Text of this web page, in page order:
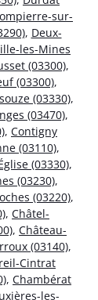
sur-
, Deux-
les-Mines
(03300),
(03300),
(03330),
(03470),
, Contigny
(03110),
(03330),
(03230),
(03220),
, Châtel-
, Château-
(03140),
Cintrat
, Chambérat
les-